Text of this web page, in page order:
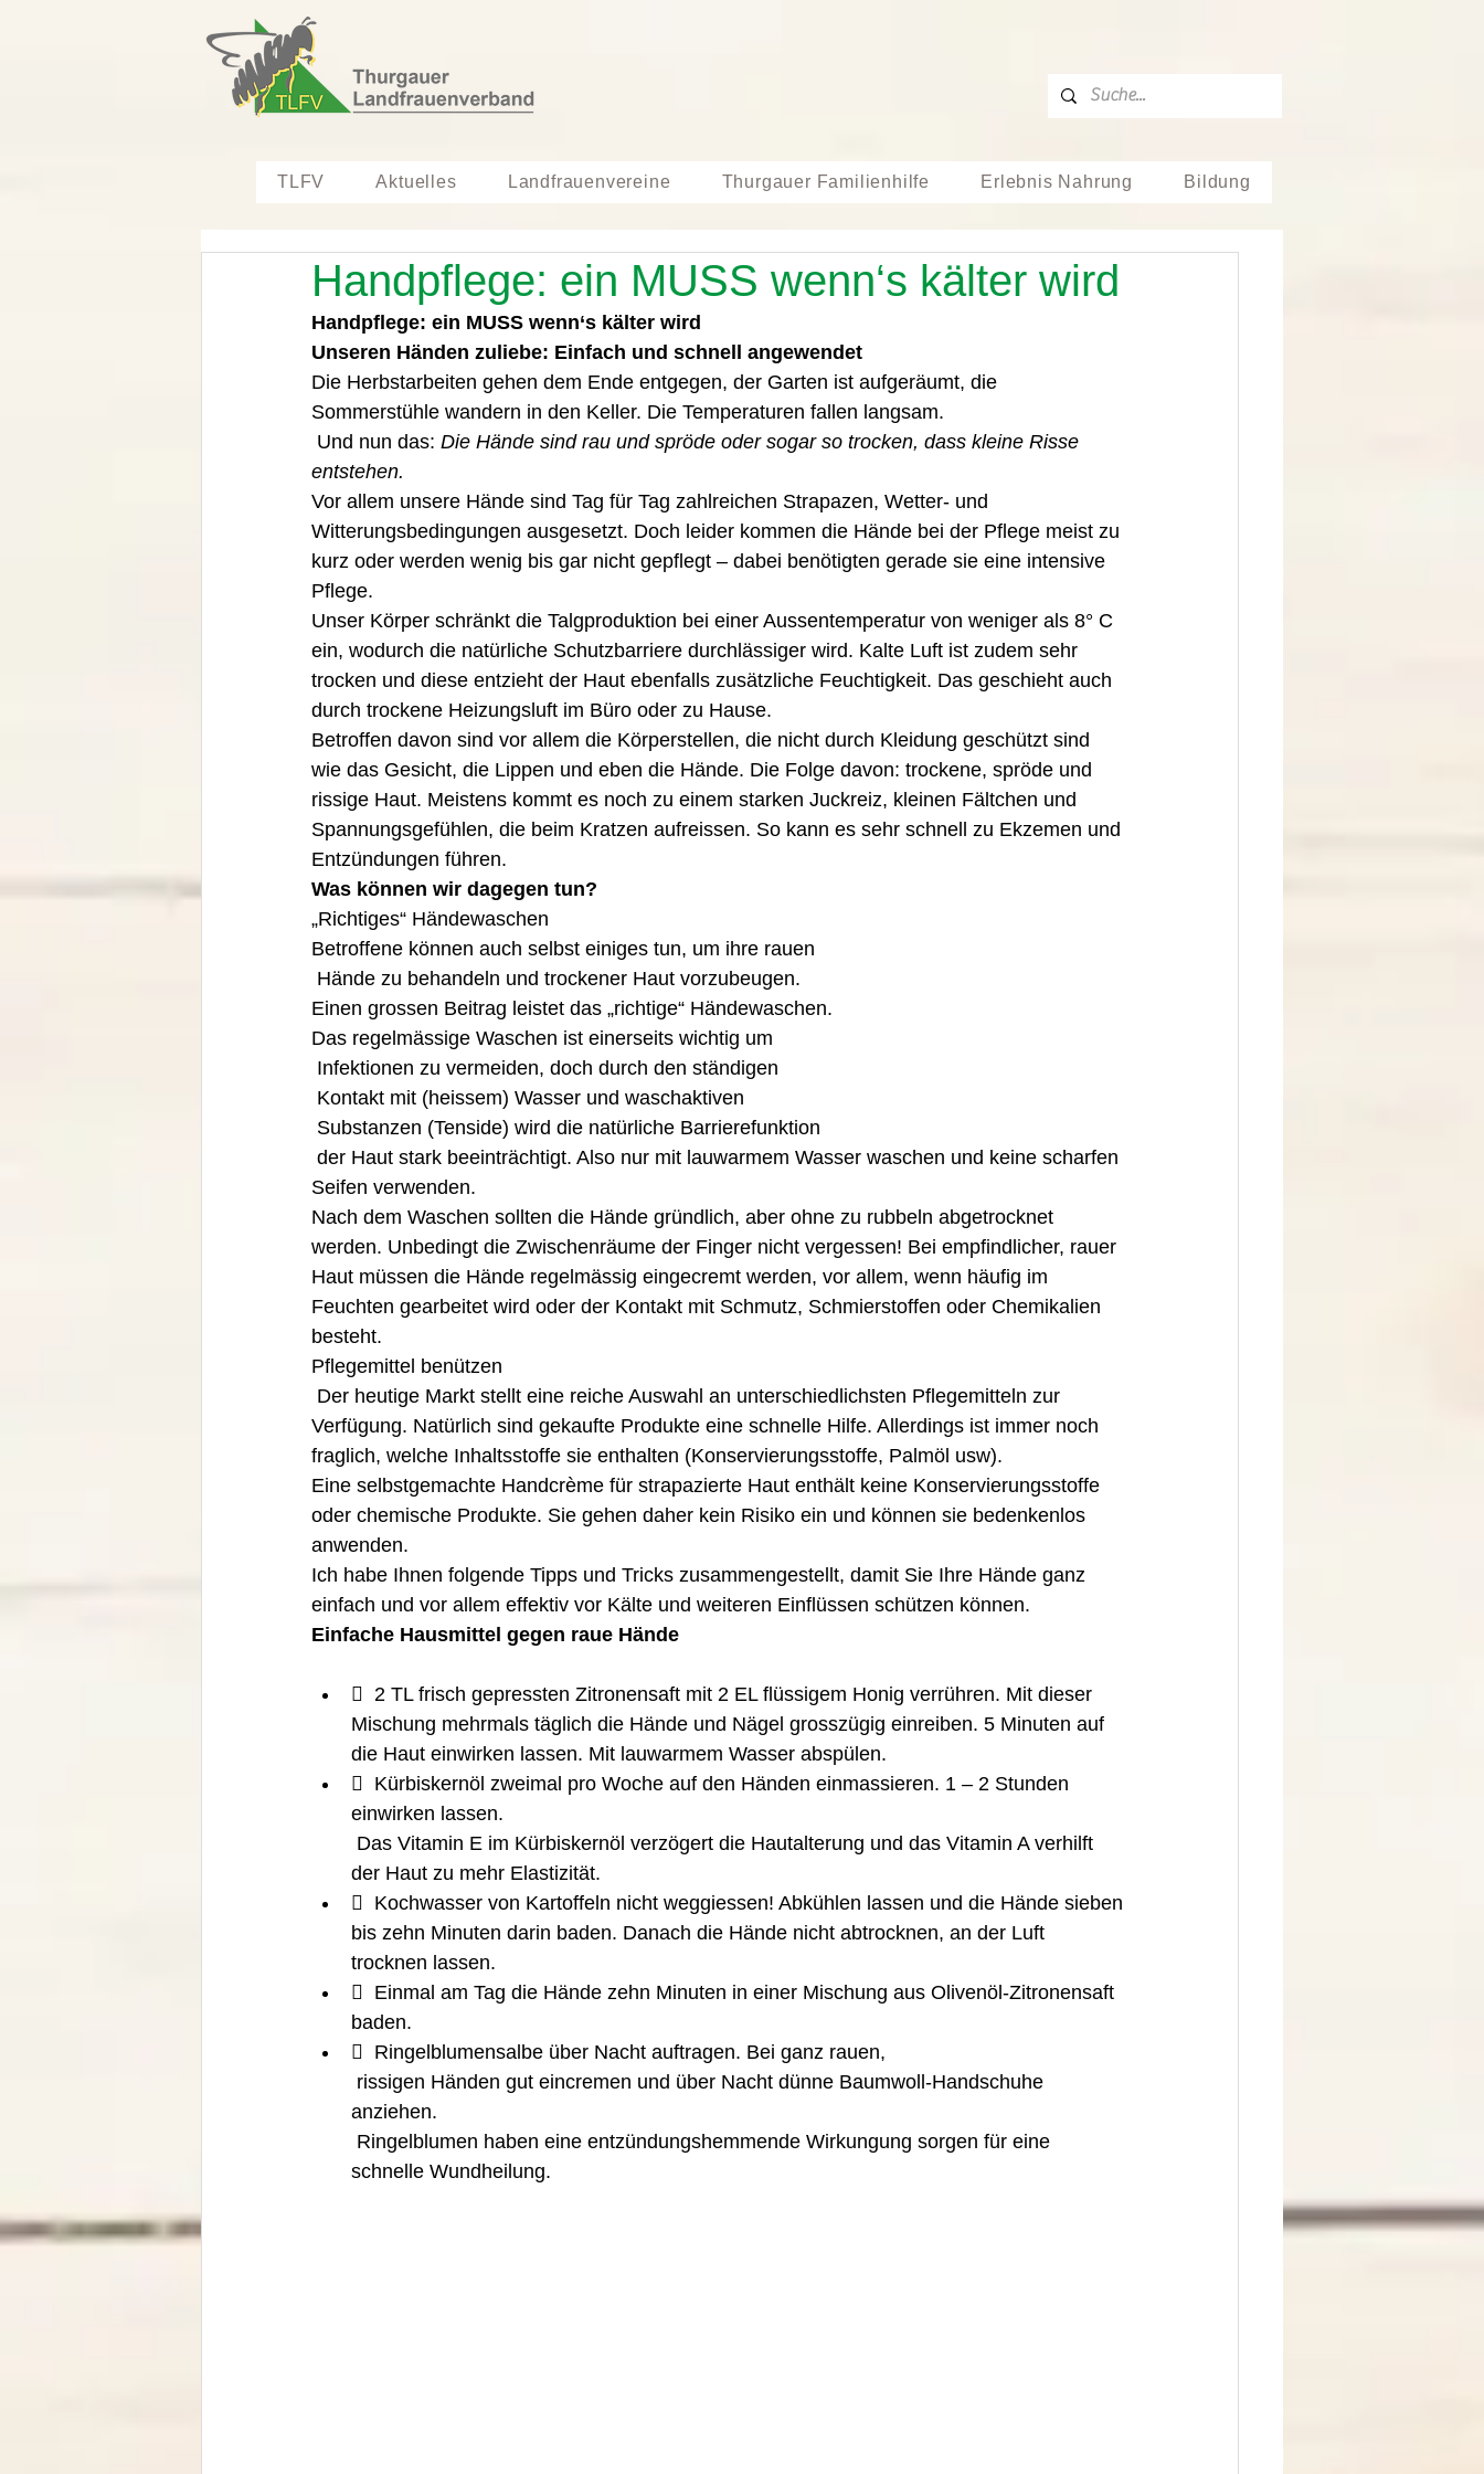
Handpflege: ein MUSS wenn‘s kälter wird
Handpflege: ein MUSS wenn‘s kälter wird
Unseren Händen zuliebe: Einfach und schnell angewendet
Die Herbstarbeiten gehen dem Ende entgegen, der Garten ist aufgeräumt, die
Sommerstühle wandern in den Keller. Die Temperaturen fallen langsam.
Und nun das: Die Hände sind rau und spröde oder sogar so trocken, dass kleine Risse
entstehen.
Vor allem unsere Hände sind Tag für Tag zahlreichen Strapazen, Wetter- und
Witterungsbedingungen ausgesetzt. Doch leider kommen die Hände bei der Pflege meist zu
kurz oder werden wenig bis gar nicht gepflegt – dabei benötigten gerade sie eine intensive
Pflege.
Unser Körper schränkt die Talgproduktion bei einer Aussentemperatur von weniger als 8° C
ein, wodurch die natürliche Schutzbarriere durchlässiger wird. Kalte Luft ist zudem sehr
trocken und diese entzieht der Haut ebenfalls zusätzliche Feuchtigkeit. Das geschieht auch
durch trockene Heizungsluft im Büro oder zu Hause.
Betroffen davon sind vor allem die Körperstellen, die nicht durch Kleidung geschützt sind
wie das Gesicht, die Lippen und eben die Hände. Die Folge davon: trockene, spröde und
rissige Haut. Meistens kommt es noch zu einem starken Juckreiz, kleinen Fältchen und
Spannungsgefühlen, die beim Kratzen aufreissen. So kann es sehr schnell zu Ekzemen und
Entzündungen führen.
Was können wir dagegen tun?
„Richtiges“ Händewaschen
Betroffene können auch selbst einiges tun, um ihre rauen
Hände zu behandeln und trockener Haut vorzubeugen.
Einen grossen Beitrag leistet das „richtige“ Händewaschen.
Das regelmässige Waschen ist einerseits wichtig um
Infektionen zu vermeiden, doch durch den ständigen
Kontakt mit (heissem) Wasser und waschaktiven
Substanzen (Tenside) wird die natürliche Barrierefunktion
Seifen verwenden.
Nach dem Waschen sollten die Hände gründlich, aber ohne zu rubbeln abgetrocknet
werden. Unbedingt die Zwischenräume der Finger nicht vergessen! Bei empfindlicher, rauer
Haut müssen die Hände regelmässig eingecremt werden, vor allem, wenn häufig im
Feuchten gearbeitet wird oder der Kontakt mit Schmutz, Schmierstoffen oder Chemikalien
besteht.
Pflegemittel benützen
Verfügung. Natürlich sind gekaufte Produkte eine schnelle Hilfe. Allerdings ist immer noch
fraglich, welche Inhaltsstoffe sie enthalten (Konservierungsstoffe, Palmöl usw).
Eine selbstgemachte Handcrème für strapazierte Haut enthält keine Konservierungsstoffe
oder chemische Produkte. Sie gehen daher kein Risiko ein und können sie bedenkenlos
anwenden.
Ich habe Ihnen folgende Tipps und Tricks zusammengestellt, damit Sie Ihre Hände ganz
einfach und vor allem effektiv vor Kälte und weiteren Einflüssen schützen können.
Einfache Hausmittel gegen raue Hände
  2 TL frisch gepressten Zitronensaft mit 2 EL flüssigem Honig verrühren. Mit dieser
Mischung mehrmals täglich die Hände und Nägel grosszügig einreiben. 5 Minuten auf
die Haut einwirken lassen. Mit lauwarmem Wasser abspülen.
  Kürbiskernöl zweimal pro Woche auf den Händen einmassieren. 1 – 2 Stunden
einwirken lassen.
der Haut zu mehr Elastizität.
  Kochwasser von Kartoffeln nicht weggiessen! Abkühlen lassen und die Hände sieben
bis zehn Minuten darin baden. Danach die Hände nicht abtrocknen, an der Luft
trocknen lassen.
  Einmal am Tag die Hände zehn Minuten in einer Mischung aus Olivenöl-Zitronensaft
baden.
  Ringelblumensalbe über Nacht auftragen. Bei ganz rauen,
anziehen.
schnelle Wundheilung.
TLFV Aktuelles Landfrauenvereine Thurgauer Familienhilfe Erlebnis Nahrung Bildung